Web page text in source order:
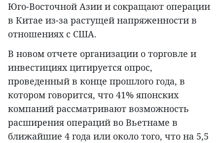
Юго-Восточной Азии и сокращают операции
в Китае из-за растущей напряженности в
отношениях с США.
В новом отчете организации о торговле и
инвестициях цитируется опрос,
проведенный в конце прошлого года, в
котором говорится, что 41% японских
компаний рассматривают возможность
расширения операций во Вьетнаме в
ближайшие 4 года или около того, что на 5,5